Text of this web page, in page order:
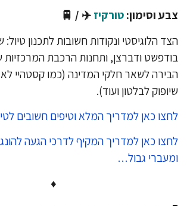
וסימון:טורקיז✈️ / 🚆
הלוגיסטי ונקודות חשובות לתכנון טיול:
ודברצן, ותחנות הרכבת המרכזיות
לשאר חלקי המדינה (כמו קסטהיי לאזור
לבלטון ועוד).
כאן למדריך המלא וטיפים חשובים
כאן למדריך המקיף לדרכי הגעה
גבול…